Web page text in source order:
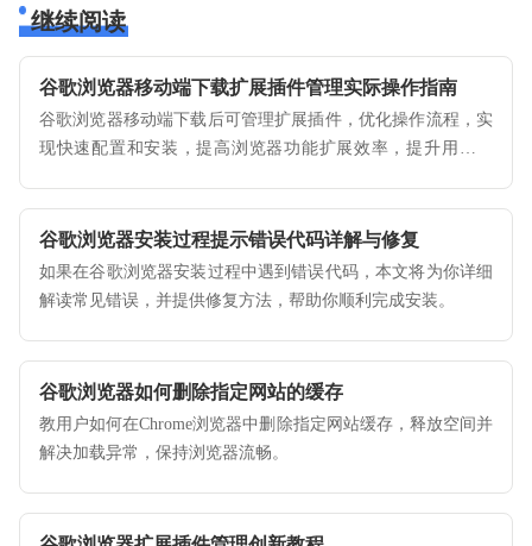
继续阅读
谷歌浏览器移动端下载扩展插件管理实际操作指南
谷歌浏览器移动端下载后可管理扩展插件，优化操作流程，实
现快速配置和安装，提高浏览器功能扩展效率，提升用户体
谷歌浏览器安装过程提示错误代码详解与修复
如果在谷歌浏览器安装过程中遇到错误代码，本文将为你详细
解读常见错误，并提供修复方法，帮助你顺利完成安装。
谷歌浏览器如何删除指定网站的缓存
教用户如何在Chrome浏览器中删除指定网站缓存，释放空间并
解决加载异常，保持浏览器流畅。